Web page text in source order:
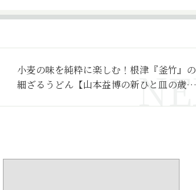
小麦の味を純粋に楽しむ！根津『釜竹』の
細ざるうどん【山本益博の新ひと皿の歳時